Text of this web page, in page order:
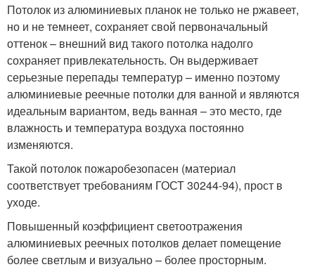
Потолок из алюминиевых планок не только не ржавеет,
но и не темнеет, сохраняет свой первоначальный
оттенок – внешний вид такого потолка надолго
сохраняет привлекательность. Он выдерживает
серьезные перепады температур – именно поэтому
алюминиевые реечные потолки для ванной и являются
идеальным вариантом, ведь ванная – это место, где
влажность и температура воздуха постоянно
изменяются.
Такой потолок пожаробезопасен (материал
соответствует требованиям ГОСТ 30244-94), прост в
уходе.
Повышенный коэффициент светоотражения
алюминиевых реечных потолков делает помещение
более светлым и визуально – более просторным.